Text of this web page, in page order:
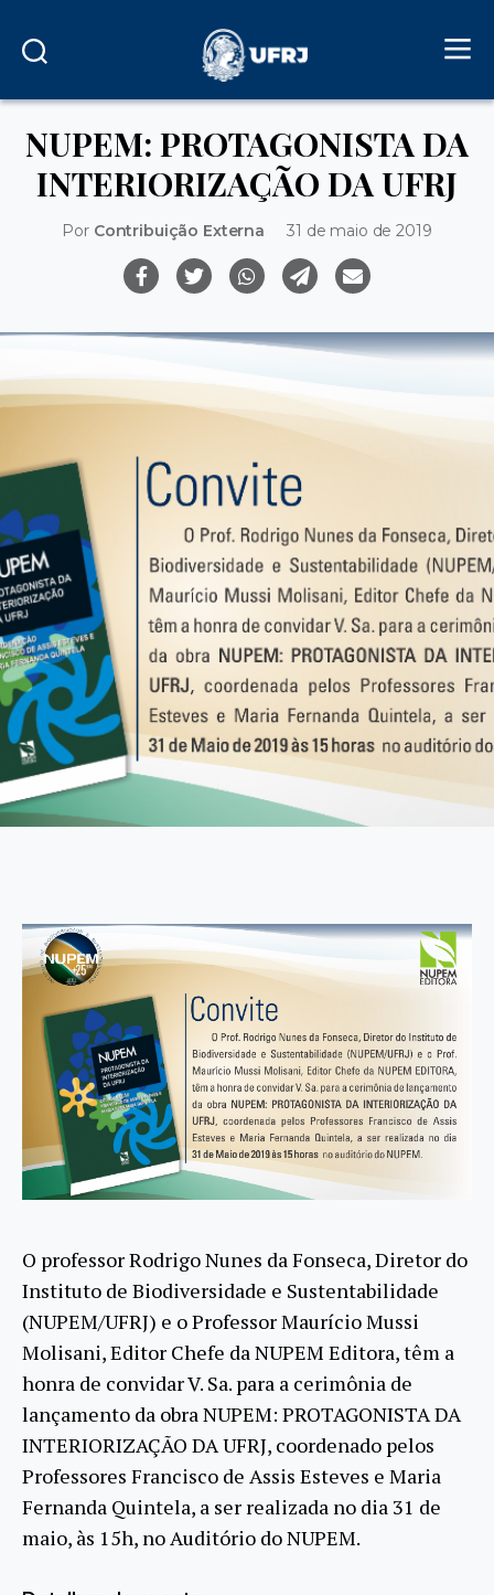
NUPEM: PROTAGONISTA DA
INTERIORIZAÇÃO DA UFRJ
Por Contribuição Externa 31 de maio de 2019
O professor Rodrigo Nunes da Fonseca, Diretor do
Instituto de Biodiversidade e Sustentabilidade
(NUPEM/UFRJ) e o Professor Maurício Mussi
Molisani, Editor Chefe da NUPEM Editora, têm a
honra de convidar V. Sa. para a cerimônia de
lançamento da obra NUPEM: PROTAGONISTA DA
INTERIORIZAÇÃO DA UFRJ, coordenado pelos
Professores Francisco de Assis Esteves e Maria
Fernanda Quintela, a ser realizada no dia 31 de
maio, às 15h, no Auditório do NUPEM.